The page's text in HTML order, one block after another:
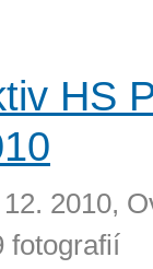
HS
2010,
fotografií